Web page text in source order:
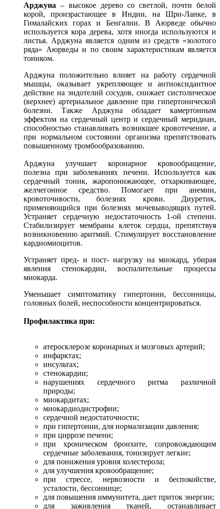
Арджуна – высокое дерево со светлой, почти белой
корой, произрастающее в Индии, на Шри-Ланке, в
Гималайских горах и Бенгалии. В Аюрведе обычно
используется кора дерева, хотя иногда используются и
листья. Арджуна является одним из средств «золотого
ряда» Аюрведы и по своим характеристикам является
тоником.
Арджуна положительно влияет на работу сердечной
мышцы, оказывает укрепляющее и антиоксидантное
действие на эндотелий сосудов, снижает систолическое
(верхнее) артериальное давление при гипертонической
болезни. Также Арджуна обладает камертонным
эффектом на сердечный центр и сердечный меридиан,
способностью станавливать возникшее кровотечение, а
при нормальном состоянии организма препятствовать
повышенному тромбообразованию.
Арджуна улучшает коронарное кровообращение,
полезна при заболеваниях печени. Используется как
сердечный тоник, жаропонижающее, отхаркивающее,
желчегонное средство. Помогает при анемии,
кровоточивости, болезнях крови. Диуретик,
применяющийся при болезнях мочевыводящих путей.
Устраняет сердечную недостаточность 1-ой степени.
Стабилизирует мембраны клеток сердца, препятствуя
возникновению аритмий. Стимулирует восстановление
кардиомиоцитов.
Устраняет пред- и пост- нагрузку на миокард, убирая
явления стенокардии, воспалительные процессы
миокарда.
Уменьшает симптоматику гипертонии, бессонницы,
головных болей, неспособности концентрироваться.
Профилактика при:
атеросклерозе коронарных и мозговых артерий;
инфарктах;
инсультах;
стенокардии;
нарушениях сердечного ритма различной
природы;
миокардитах;
миокардиодистрофии;
сердечной недостаточности;
при гипертонии, для нормализации давления;
при циррозе печени;
при хроническом бронхите, сопровождающим
сердечные заболевания, тонизирует легкие;
для понижения уровня холестерола;
для улучшения кровообращение;
при стрессе, нервозности и беспокойстве,
усталости, бессоннице;
для повышения иммунитета, дает приток энергии;
для заживления тканей, останавливает